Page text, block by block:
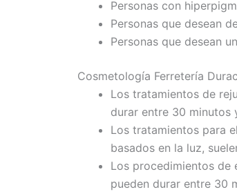
Personas con
Personas que desean
Personas que desean
Cosmetología Ferretería
Los tratamientos de
durar entre 30 minutos
Los tratamientos para
basados en la luz,
Los procedimientos de
pueden durar entre 30